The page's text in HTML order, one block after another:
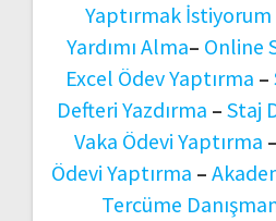
Yaptırmak İstiyorum
Yardımı Alma– Online
Excel Ödev Yaptırma –
Defteri Yazdırma – Staj
Vaka Ödevi Yaptırma –
Ödevi Yaptırma –
Tercüme